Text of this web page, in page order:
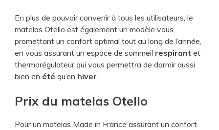
En plus de pouvoir convenir à tous les utilisateurs, le
matelas Otello est également un modèle vous
promettant un confort optimal tout au long de l’année,
en vous assurant un espace de sommeil respirant et
thermorégulateur qui vous permettra de dormir aussi
bien en été qu’en hiver.
Prix du matelas Otello
Pour un matelas Made in France assurant un confort